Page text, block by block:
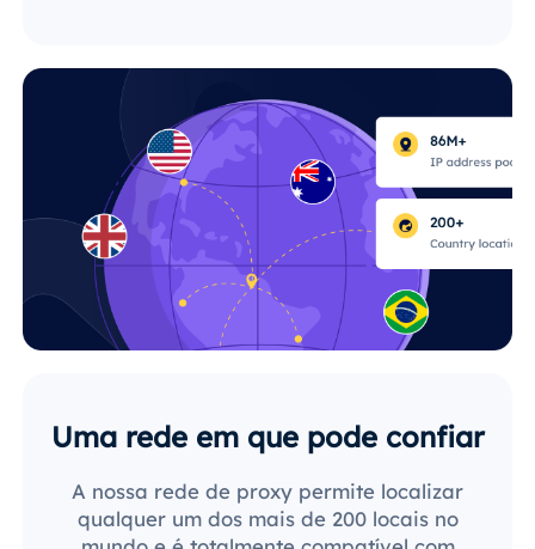
Uma rede em que pode confiar
A nossa rede de proxy permite localizar
qualquer um dos mais de 200 locais no